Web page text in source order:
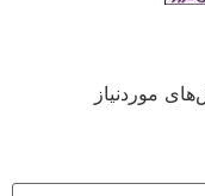
موردنیاز